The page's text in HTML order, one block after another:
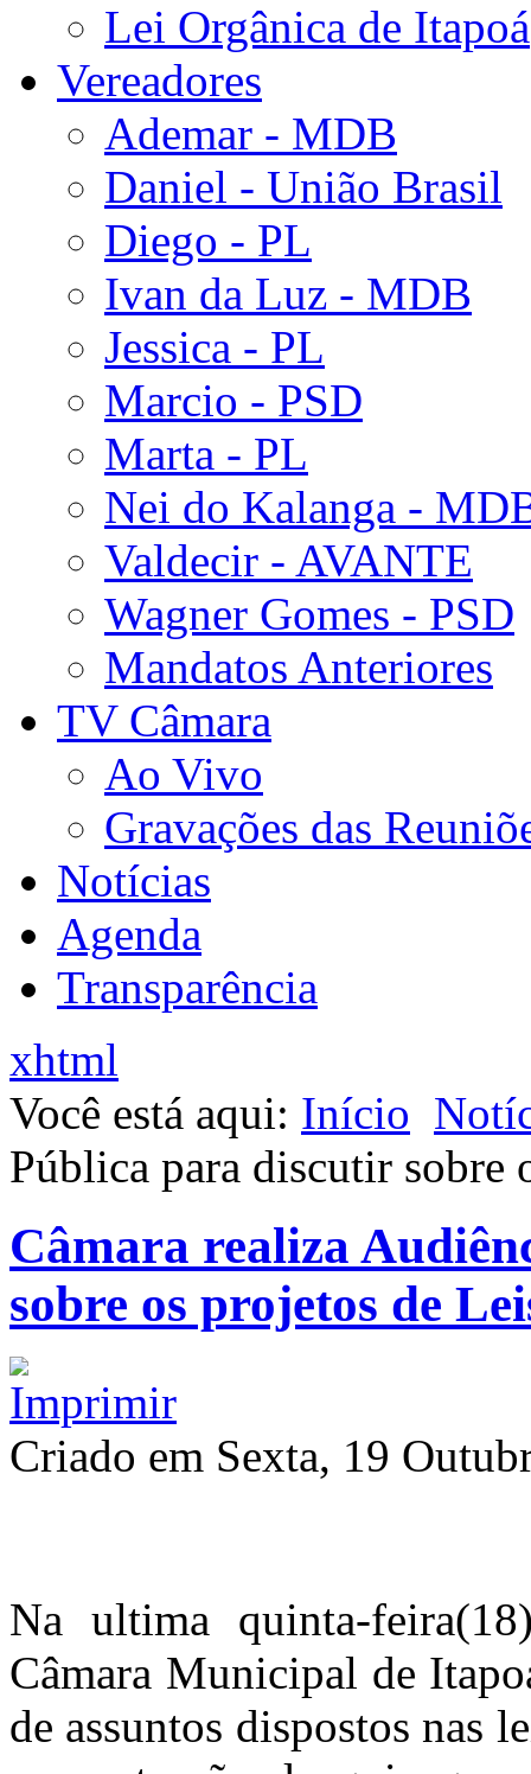
Lei Orgânica de Itapoá
Vereadores
Ademar - MDB
Daniel - União Brasil
Diego - PL
Ivan da Luz - MDB
Jessica - PL
Marcio - PSD
Marta - PL
Nei do Kalanga -
Valdecir - AVANTE
Wagner Gomes - PSD
Mandatos Anteriores
TV Câmara
Ao Vivo
Gravações das
Notícias
Agenda
Transparência
xhtml
Você está aqui: Início
Pública para discutir sobre
Câmara realiza
sobre os projetos de
Criado em Sexta, 19
Na ultima quinta-
Câmara Municipal de
de assuntos dispostos nas